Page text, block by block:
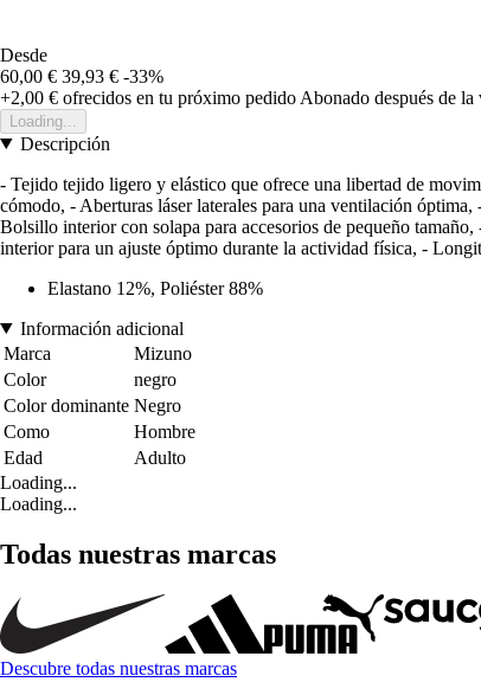
Desde
60,00 € 39,93 € -33%
+2,00 € ofrecidos en tu próximo pedido Abonado después de
Loading...
Descripción
- Tejido tejido ligero y elástico que ofrece una libertad de
cómodo, - Aberturas láser laterales para una ventilación
Bolsillo interior con solapa para accesorios de pequeño
interior para un ajuste óptimo durante la actividad física, -
Elastano 12%, Poliéster 88%
Información adicional
Marca
Mizuno
Color
negro
Color dominante Negro
Como
Hombre
Edad
Adulto
Loading...
Loading...
Todas nuestras marcas
Descubre todas nuestras marcas